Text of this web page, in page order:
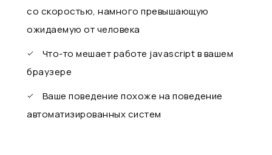
со скоростью, намного превышающую
ожидаемую от человека
Что-то мешает работе javascript в вашем
браузере
Ваше поведение похоже на поведение
автоматизированных систем